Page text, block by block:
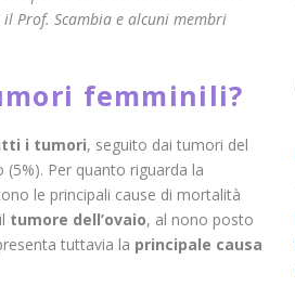
Prof. Scambia e alcuni membri
femminili?
i tumori, seguito dai tumori del
Per quanto riguarda la
le principali cause di mortalità
tumore dell’ovaio, al nono posto
tuttavia la principale causa